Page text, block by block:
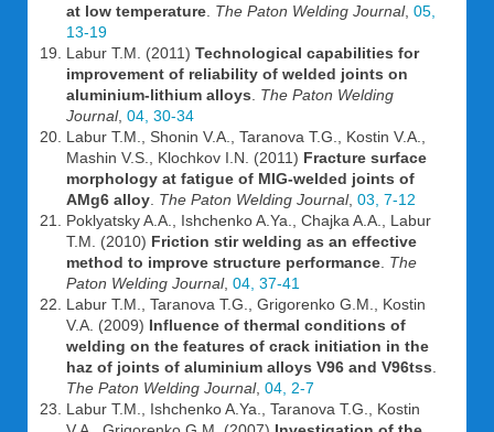
at low temperature The Paton Welding Journal, 05,
13-19
Labur T.M. (2011) Technological capabilities for
improvement of reliability of welded joints on
aluminium-lithium alloys
The Paton Welding
Journal, 04, 30-34
Labur T.M., Shonin V.A., Taranova T.G., Kostin V.A.,
Mashin V.S., Klochkov I.N. (2011) Fracture surface
morphology at fatigue of MIG-welded joints of
AMg6 alloy The Paton Welding Journal, 03, 7-12
Poklyatsky A.A., Ishchenko A.Ya., Chajka A.A., Labur
T.M. (2010) Friction stir welding as an effective
method to improve structure performance The
Paton Welding Journal, 04, 37-41
Labur T.M., Taranova T.G., Grigorenko G.M., Kostin
V.A. (2009) Influence of thermal conditions of
welding on the features of crack initiation in the
haz of joints of aluminium alloys V96 and V96tss
The Paton Welding Journal, 04, 2-7
Labur T.M., Ishchenko A.Ya., Taranova T.G., Kostin